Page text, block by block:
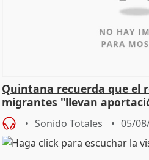
Quintana recuerda que el
migrantes "llevan
central
Sonido Totales 05/